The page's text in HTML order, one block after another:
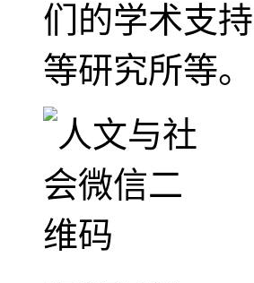
们的学术支
等研究所等。